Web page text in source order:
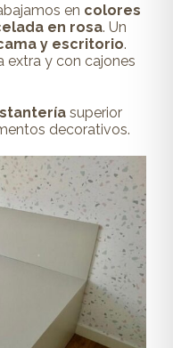
en colores
en rosa. Un
y escritorio.
extra y con cajones
superior
decorativos.